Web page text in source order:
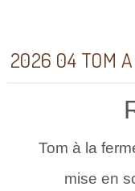
2026 04 TOM
Tom à la
mise en